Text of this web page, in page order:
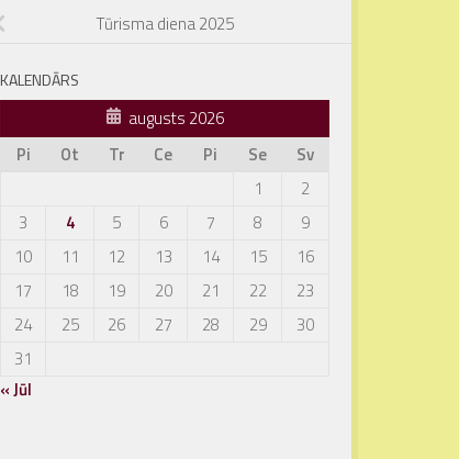
Tūrisma diena 2025
KALENDĀRS
augusts 2026
Pi
Ot Tr Ce Pi Se
Sv
1
2
3
4 5 6 7 8
9
10
11 12 13 14 15
16
17
18 19 20 21 22
23
24
25 26 27 28 29
30
31
« Jūl